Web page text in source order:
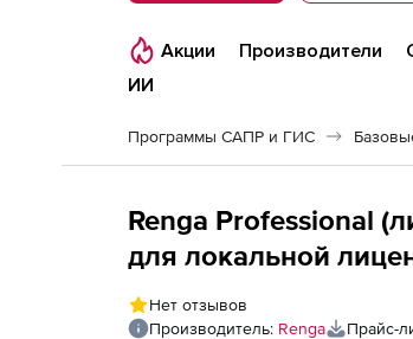
Акции Производители
ИИ
Программы САПР и ГИС
Renga Professional
для локальной
Нет отзывов
Производитель: Renga Прайс-